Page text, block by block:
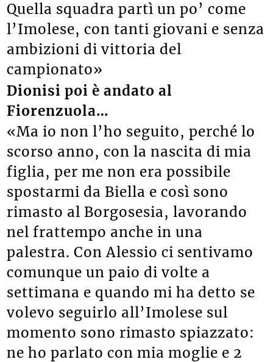
Quella squadra partì un po’ come
l’Imolese, con tanti giovani e senza
ambizioni di vittoria del
campionato»
Dionisi poi è andato al
Fiorenzuola…
«Ma io non l’ho seguito, perché lo
scorso anno, con la nascita di mia
figlia, per me non era possibile
spostarmi da Biella e così sono
rimasto al Borgosesia, lavorando
nel frattempo anche in una
palestra. Con Alessio ci sentivamo
comunque un paio di volte a
settimana e quando mi ha detto se
volevo seguirlo all’Imolese sul
momento sono rimasto spiazzato:
ne ho parlato con mia moglie e 2